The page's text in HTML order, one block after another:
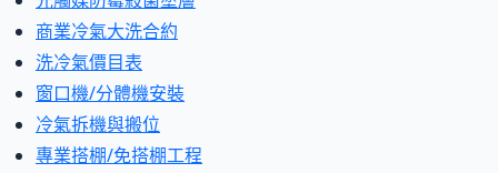
商業冷氣大洗合約
洗冷氣價目表
窗口機/分體機安裝
冷氣拆機與搬位
專業搭棚/免搭棚工程